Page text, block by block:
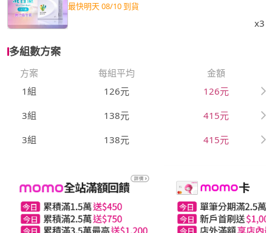
最快明天 08/10 到貨
x3
多組數方案
方案 每組平均
金額
1組
126元
126元
3組
138元
415元
3組
138元 415元